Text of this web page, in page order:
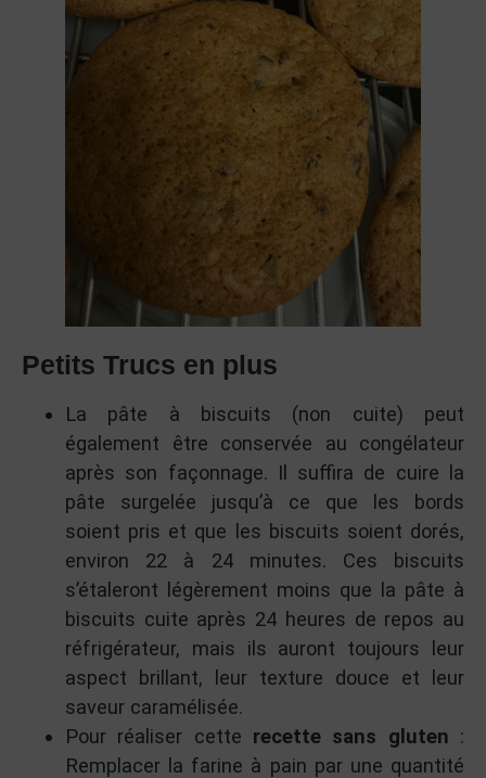
Petits Trucs en plus
La pâte à biscuits (non cuite) peut
également être conservée au congélateur
après son façonnage. Il suffira de cuire la
pâte surgelée jusqu’à ce que les bords
soient pris et que les biscuits soient dorés,
environ 22 à 24 minutes. Ces biscuits
s’étaleront légèrement moins que la pâte à
biscuits cuite après 24 heures de repos au
réfrigérateur, mais ils auront toujours leur
aspect brillant, leur texture douce et leur
saveur caramélisée.
Pour réaliser cette recette sans gluten :
Remplacer la farine à pain par une quantité